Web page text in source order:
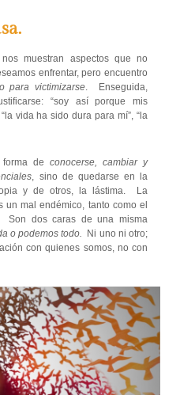
muestran aspectos que no
enfrentar, pero encuentro
para victimizarse. Enseguida,
“soy así porque mis
vida ha sido dura para mí”, “la
forma deconocerse, cambiar y
, sino de quedarse en la
y de otros, la lástima. La
un mal endémico, tanto como el
Son dos caras de una misma
o podemos todo.
Ni uno ni otro;
con quienes somos, no con